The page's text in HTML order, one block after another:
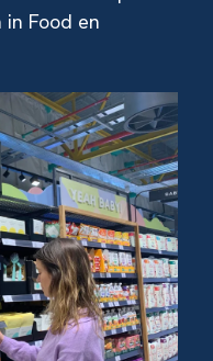
Food en